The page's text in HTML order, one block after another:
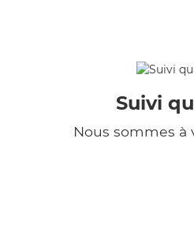
Suivi
Nous sommes à